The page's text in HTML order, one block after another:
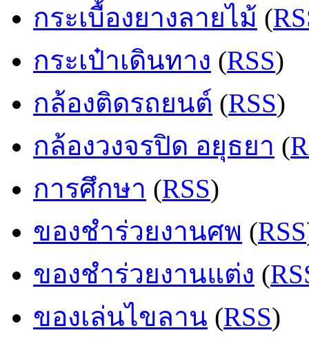
กระเบื้องยางลายไม้ (
กระเป๋าเดินทาง (RSS)
กล้องติดรถยนต์ (RSS)
กล้องวงจรปิด อยุธยา (
การศึกษา (RSS)
ของชำร่วยงานศพ (RSS
ของชำร่วยงานแต่ง (
ของเล่นไขลาน (RSS)